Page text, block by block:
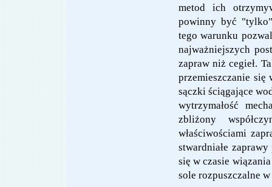
metod ich
powinny być "tylko"
tego warunku
najważniejszych
zapraw niż cegieł.
przemieszczanie
sączki ściągające
wytrzymałość
zbliżony
właściwościami
stwardniałe
się w czasie
sole rozpuszczalne